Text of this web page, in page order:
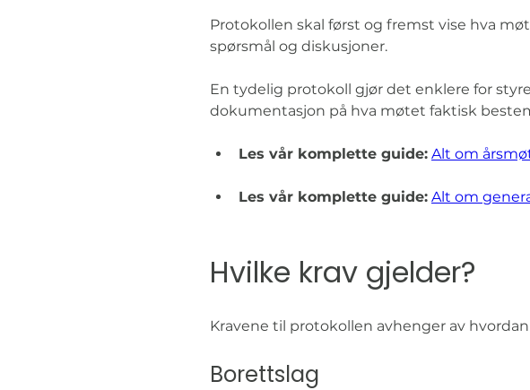
Protokollen skal først og fremst vise hva
spørsmål og diskusjoner.
En tydelig protokoll gjør det enklere for
dokumentasjon på hva møtet faktisk
Les vår komplette guide: Alt om
Les vår komplette guide: Alt om
Hvilke krav gjelder?
Kravene til protokollen avhenger av
Borettslag